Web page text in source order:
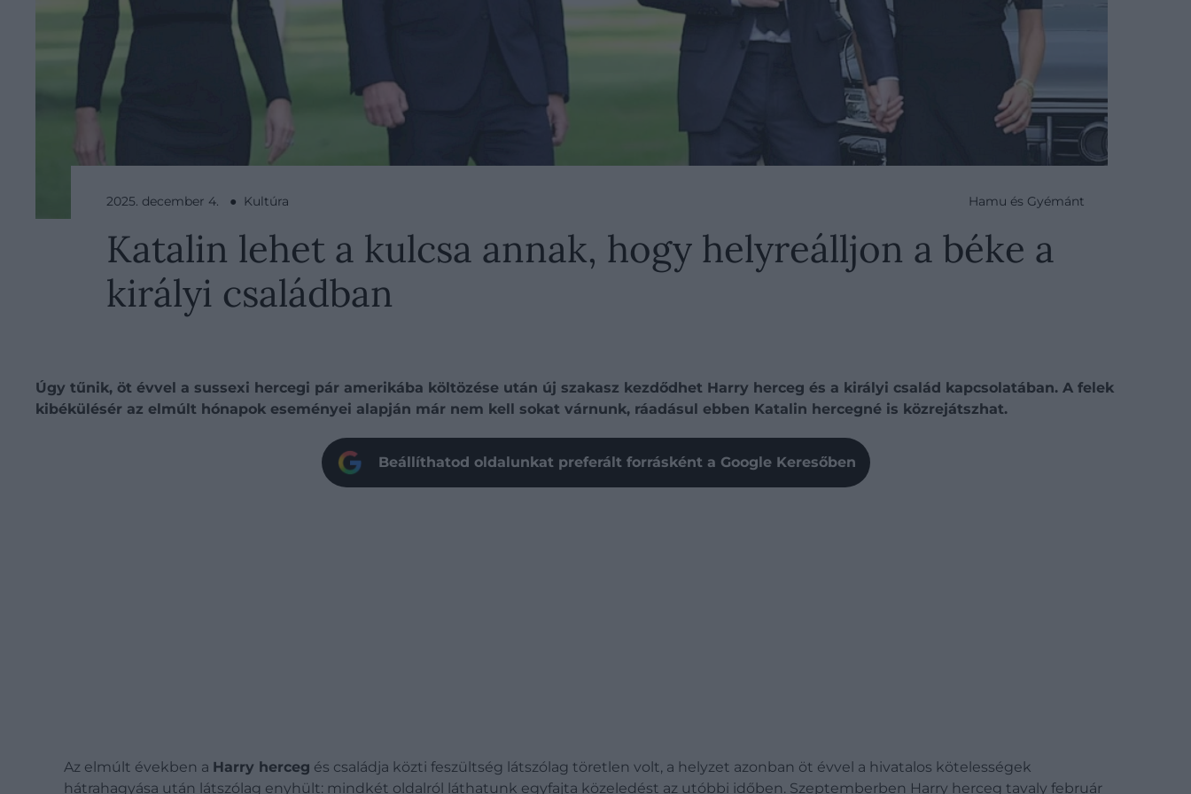
2025. december 4. ● Kultúra Hamu és Gyémánt
Katalin lehet a kulcsa annak, hogy helyreálljon a béke a
királyi családban
Úgy tűnik, öt évvel a sussexi hercegi pár amerikába költözése után új szakasz kezdődhet Harry herceg és a királyi család kapcsolatában. A felek
kibékülésér az elmúlt hónapok eseményei alapján már nem kell sokat várnunk, ráadásul ebben Katalin hercegné is közrejátszhat.
Beállíthatod oldalunkat preferált forrásként a Google Keresőben
Az elmúlt években a Harry herceg és családja közti feszültség látszólag töretlen volt, a helyzet azonban öt évvel a hivatalos kötelességek
hátrahagyása után látszólag enyhült: mindkét oldalról láthatunk egyfajta közeledést az utóbbi időben. Szeptemberben Harry herceg tavaly február